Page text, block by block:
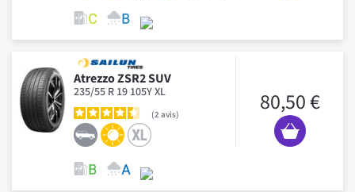
Atrezzo ZSR2 SUV
235/55 R 19 105Y XL
2 avis 80,50 €